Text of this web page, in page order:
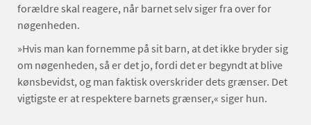
forældre skal reagere, når barnet selv siger fra over for
nøgenheden.
»Hvis man kan fornemme på sit barn, at det ikke bryder sig
om nøgenheden, så er det jo, fordi det er begyndt at blive
kønsbevidst, og man faktisk overskrider dets grænser. Det
vigtigste er at respektere barnets grænser,« siger hun.